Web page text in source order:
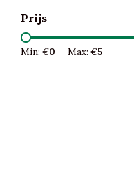
Prijs
Min: €0 Max: €5